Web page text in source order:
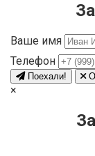
Ваше имя
Телефон
Поехали!
×